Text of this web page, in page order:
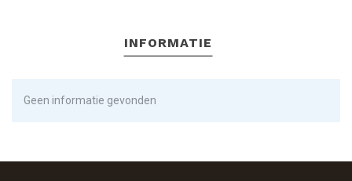
INFORMATIE
Geen informatie gevonden